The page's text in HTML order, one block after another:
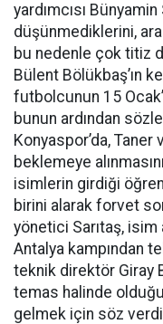
yardımcısı
düşünmediklerini,
bu nedenle çok titiz
Bülent Bölükbaş’ın
futbolcunun 15
bunun ardından
Konyaspor’da,
beklemeye
isimlerin girdiği
birini alarak forvet
yönetici Sarıtaş, isim
Antalya kampından
teknik direktör Giray
temas halinde
gelmek için söz